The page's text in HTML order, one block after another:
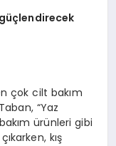
güçlendirecek
çok cilt bakım
“Yaz
ürünleri gibi
kış